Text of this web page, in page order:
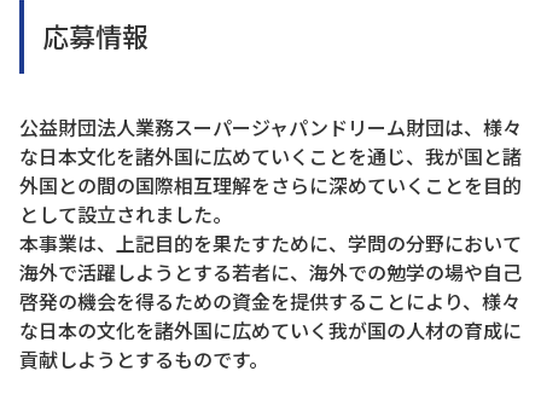
応募情報
公益財団法人業務スーパージャパンドリーム財団は、様々
な日本文化を諸外国に広めていくことを通じ、我が国と諸
外国との間の国際相互理解をさらに深めていくことを目的
として設立されました。
本事業は、上記目的を果たすために、学問の分野において
海外で活躍しようとする若者に、海外での勉学の場や自己
啓発の機会を得るための資金を提供することにより、様々
な日本の文化を諸外国に広めていく我が国の人材の育成に
貢献しようとするものです。